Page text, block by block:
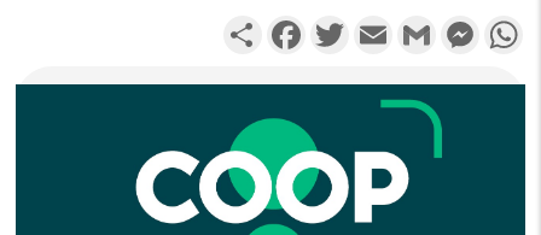
PartagerFacebookTwitterEmail Gmail